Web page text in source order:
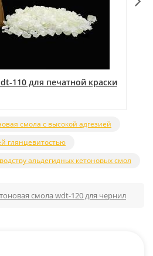
110 для печатной краски
смола с высокой адгезией
глянцевитостью
альдегидных кетоновых смол
смола wdt-120 для чернил